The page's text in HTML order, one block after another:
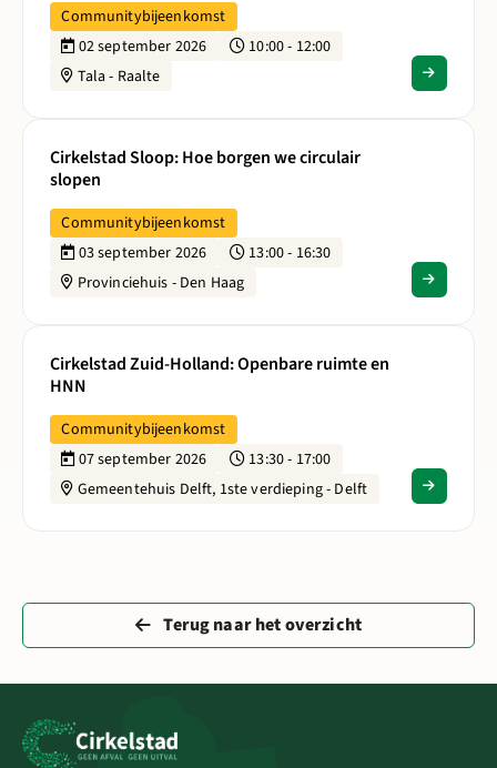
Communitybijeenkomst
02 september 2026
10:00 - 12:00
Tala - Raalte
Cirkelstad Sloop: Hoe borgen we circulair
slopen
Communitybijeenkomst
03 september 2026
13:00 - 16:30
Provinciehuis - Den Haag
Cirkelstad Zuid-Holland: Openbare ruimte en
HNN
Communitybijeenkomst
07 september 2026
13:30 - 17:00
Gemeentehuis Delft, 1ste verdieping - Delft
Terug naar het overzicht